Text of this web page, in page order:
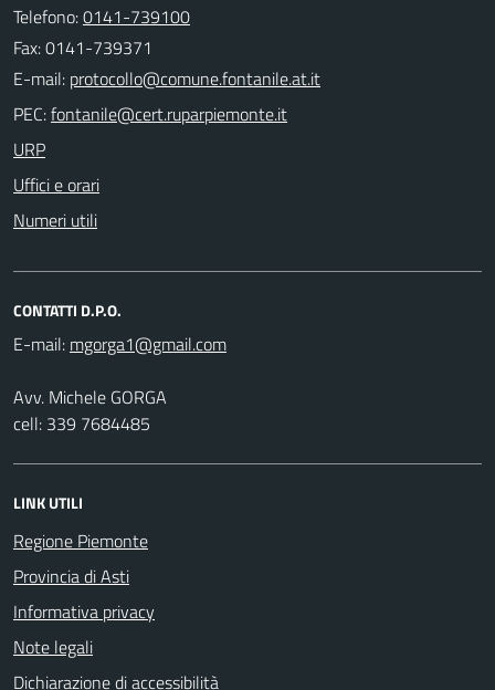
Telefono:0141-739100
Fax: 0141-739371
E-mail:
PEC:
URP
Uffici e orari
Numeri utili
CONTATTI D.P.O.
E-mail:
Avv. Michele GORGA
cell: 339 7684485
LINK UTILI
Regione Piemonte
Provincia di Asti
Informativa privacy
Note legali
Dichiarazione di accessibilità